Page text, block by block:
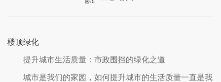
楼顶绿化
提升城市生活质量：市政围挡的绿化之道
城市是我们的家园，如何提升城市的生活质量一直是我